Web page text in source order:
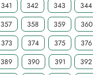
341 342 343
344
357 358 359
360
373 374 375
376
389 390 391
392